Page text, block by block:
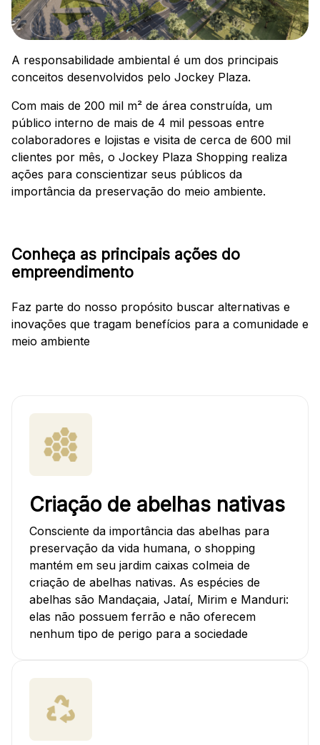
Ver local
Chamar Uber
CONTATO
(41) 3216-1600
WhatsApp
Comodidades Eventos Cinema
Mapa Virtual
A responsabilidade ambiental é um dos principais
conceitos desenvolvidos pelo Jockey Plaza.
Com mais de 200 mil m² de área construída, um
público interno de mais de 4 mil pessoas entre
colaboradores e lojistas e visita de cerca de 600 mil
clientes por mês, o Jockey Plaza Shopping realiza
ações para conscientizar seus públicos da
importância da preservação do meio ambiente.
Conheça as principais ações do
empreendimento
Faz parte do nosso propósito buscar alternativas e
inovações que tragam benefícios para a comunidade e
meio ambiente
Criação de abelhas nativas
Consciente da importância das abelhas para
preservação da vida humana, o shopping
mantém em seu jardim caixas colmeia de
criação de abelhas nativas. As espécies de
abelhas são Mandaçaia, Jataí, Mirim e Manduri:
elas não possuem ferrão e não oferecem
nenhum tipo de perigo para a sociedade